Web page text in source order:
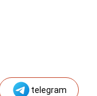
telegram